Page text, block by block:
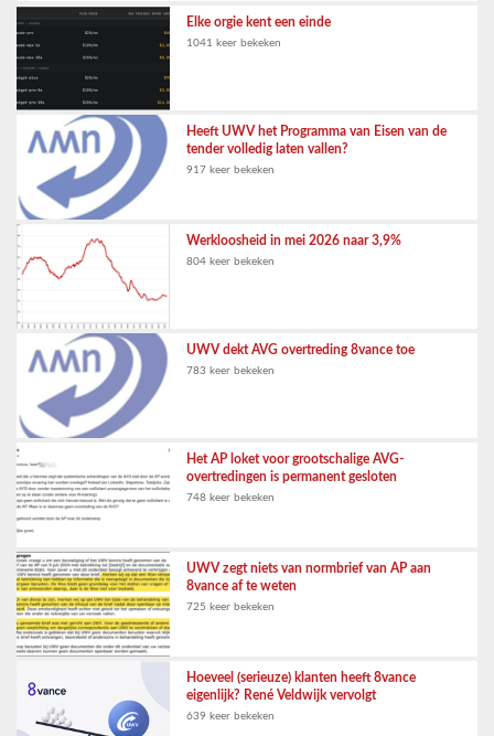
Elke orgie kent een einde
1041 keer bekeken
Heeft UWV het Programma van Eisen van de
tender volledig laten vallen?
917 keer bekeken
Werkloosheid in mei 2026 naar 3,9%
804 keer bekeken
UWV dekt AVG overtreding 8vance toe
783 keer bekeken
Het AP loket voor grootschalige AVG-
overtredingen is permanent gesloten
748 keer bekeken
UWV zegt niets van normbrief van AP aan
8vance af te weten
725 keer bekeken
Hoeveel (serieuze) klanten heeft 8vance
eigenlijk? René Veldwijk vervolgt
639 keer bekeken